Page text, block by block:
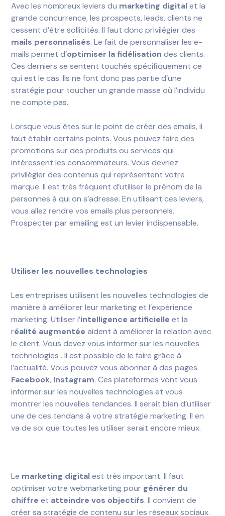
Avec les nombreux leviers du marketing digitalet la
grande concurrence, les prospects, leads, clients ne
cessent d’être sollicités. Il faut donc privilégier des
mails personnalisés. Le fait de personnaliser les e-
mails permet d’optimiser la fidélisationdes clients.
Ces derniers se sentent touchés spécifiquement ce
qui est le cas. Ils ne font donc pas partie d’une
stratégie pour toucher un grande masse où l’individu
ne compte pas.
Lorsque vous êtes sur le point de créer des emails, il
faut établir certains points. Vous pouvez faire des
promotions sur des produits ou services qui
intéressent les consommateurs. Vous devriez
privilégier des contenus qui représentent votre
marque. Il est très fréquent d’utiliser le prénom de la
personnes à qui on s’adresse. En utilisant ces leviers,
vous allez rendre vos emails plus personnels.
Prospecter par emailing est un levier indispensable.
Utiliser les nouvelles technologies
Les entreprises utilisent les nouvelles technologies de
manière à améliorer leur marketing et l’expérience
marketing. Utiliser l’intelligence artificielleet la
réalité augmentée aident à améliorer la relation avec
le client. Vous devez vous informer sur les nouvelles
technologies . Il est possible de le faire grâce à
l’actualité. Vous pouvez vous abonner à des pages
Facebook, Instagram. Ces plateformes vont vous
informer sur les nouvelles technologies et vous
montrer les nouvelles tendances. Il serait bien d’utiliser
une de ces tendans à votre stratégie marketing. Il en
va de soi que toutes les utiliser serait encore mieux.
Le marketing digitalest très important. Il faut
optimiser votre webmarketing pour générer du
chiffre et atteindre vos objectifs. Il convient de
créer sa stratégie de contenu sur les réseaux sociaux.